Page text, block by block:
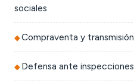
sociales
Compraventa y
Defensa ante